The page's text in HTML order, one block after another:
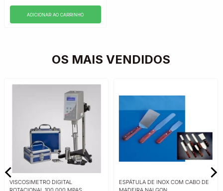
ADICIONAR AO CARRINHO
OS MAIS VENDIDOS
VISCOSIMETRO DIGITAL
ESPÁTULA DE INOX COM CABO DE